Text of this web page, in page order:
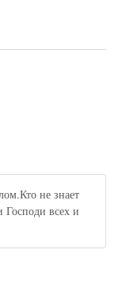
не знает
Господи всех и